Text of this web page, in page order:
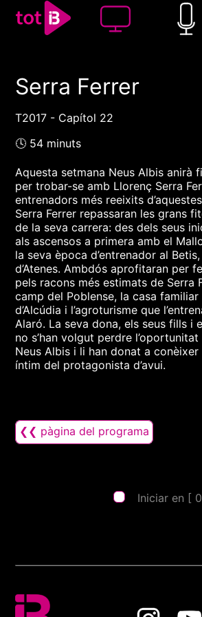
00:00 00:00
1x
Serra Ferrer
T2017 - Capítol 22
🕓 54 minuts
Aquesta setmana Neus Albis anirà
per trobar-se amb Llorenç Serra
entrenadors més reeixits
Serra Ferrer repassaran les grans
de la seva carrera: des dels seus
als ascensos a primera amb el
la seva època d’entrenador al Betis,
d’Atenes. Ambdós aprofitaran per
pels racons més estimats de Serra
camp del Poblense, la casa
d’Alcúdia i l’agroturisme que
Alaró. La seva dona, els seus fills i
no s’han volgut perdre
Neus Albis i li han donat a
íntim del protagonista d’avui.
❮❮ pàgina del programa
Iniciar en [